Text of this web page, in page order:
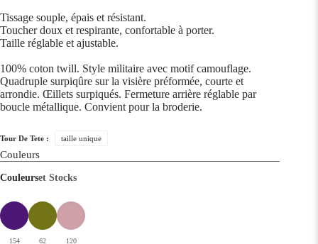
Tissage souple, épais et résistant.
Toucher doux et respirante, confortable à porter.
Taille réglable et ajustable.
100% coton twill. Style militaire avec motif camouflage.
Quadruple surpiqûre sur la visière préformée, courte et
arrondie. Œillets surpiqués. Fermeture arrière réglable par
boucle métallique. Convient pour la broderie.
Tour De Tete : taille unique
Couleurs
Couleurset Stocks
154 62 120